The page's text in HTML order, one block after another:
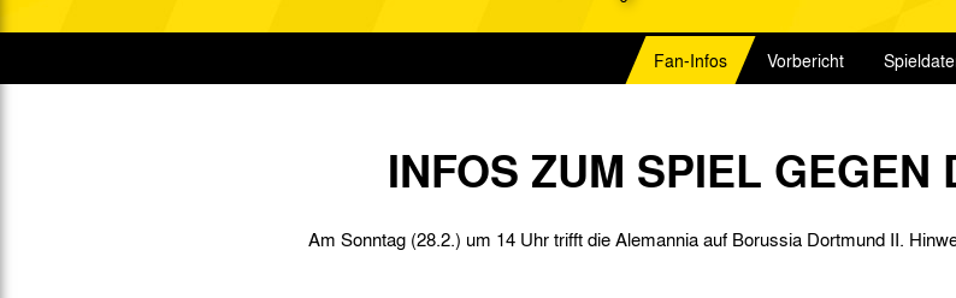
Fan-Infos Vorbericht
INFOS ZUM SPIEL GEGEN
Am Sonntag (28.2.) um 14 Uhr trifft die Alemannia auf Borussia Dortmund II.